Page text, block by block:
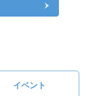
イベント